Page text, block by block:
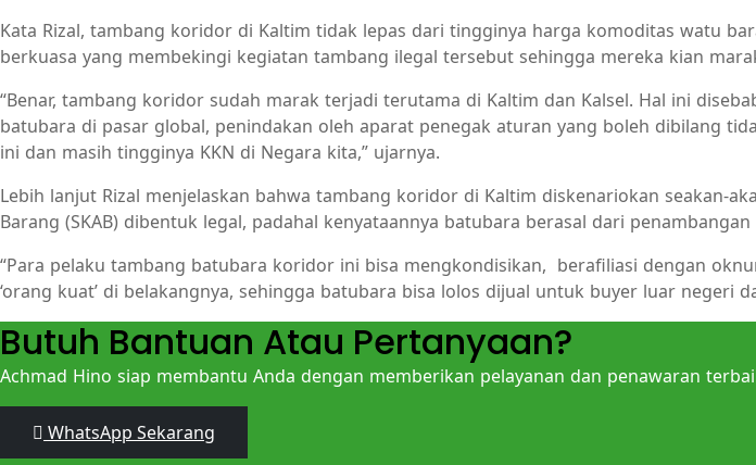
Kata Rizal, tambang koridor di Kaltim tidak lepas dari tingginya harga komoditas watu
berkuasa yang membekingi kegiatan tambang ilegal tersebut sehingga mereka kian
“Benar, tambang koridor sudah marak terjadi terutama di Kaltim dan Kalsel. Hal ini
batubara di pasar global, penindakan oleh aparat penegak aturan yang boleh dibilang
ini dan masih tingginya KKN di Negara kita,” ujarnya.
Lebih lanjut Rizal menjelaskan bahwa tambang koridor di Kaltim diskenariokan seakan-
Barang (SKAB) dibentuk legal, padahal kenyataannya batubara berasal dari penambangan
“Para pelaku tambang batubara koridor ini bisa mengkondisikan, berafiliasi dengan
‘orang kuat’ di belakangnya, sehingga batubara bisa lolos dijual untuk buyer luar negeri
Butuh Bantuan Atau Pertanyaan?
Achmad Hino siap membantu Anda dengan memberikan pelayanan dan penawaran
WhatsApp Sekarang